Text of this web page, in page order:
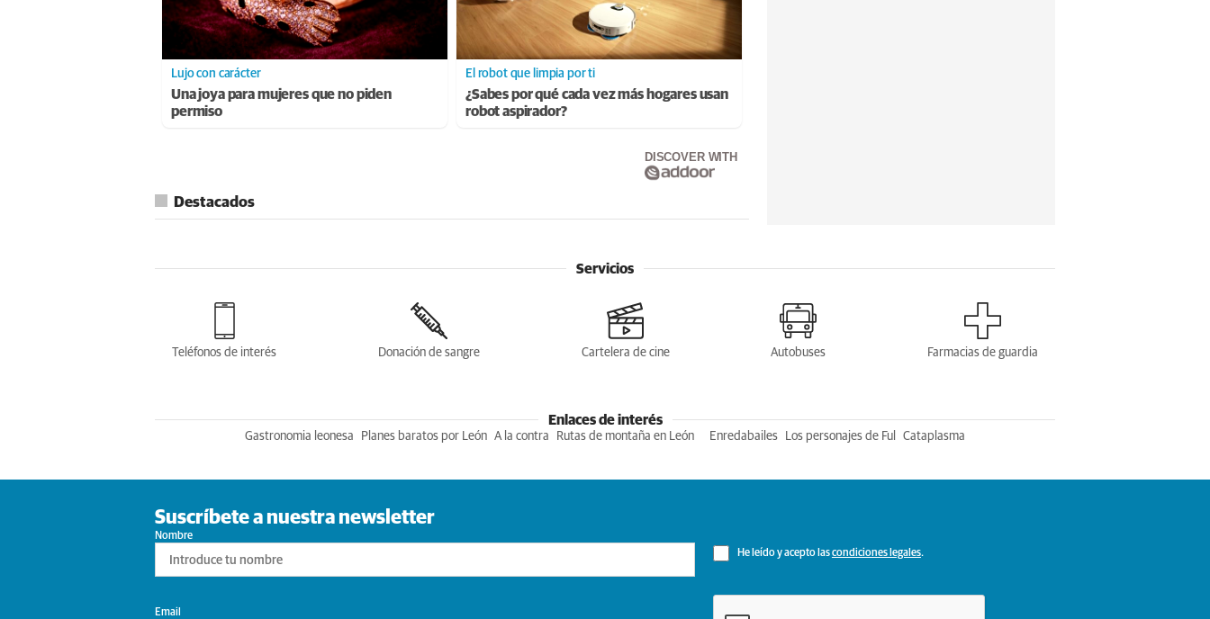
Lujo con carácter
Una joya para mujeres que no piden
permiso
El robot que limpia por ti
¿Sabes por qué cada vez más hogares usan
robot aspirador?
DISCOVER WITH
Destacados
Servicios
Teléfonos de interés Donación de sangre Cartelera de cine Autobuses Farmacias de guardia
Enlaces de interés
Gastronomia leonesa Planes baratos por León A la contra Rutas de montaña en León Enredabailes Los personajes de Ful Cataplasma
Suscríbete a nuestra newsletter
Nombre
He leído y acepto lascondiciones legales.
Email